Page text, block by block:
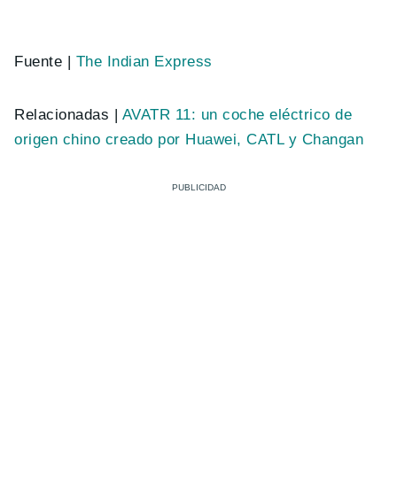
Fuente | The Indian Express
Relacionadas | AVATR 11: un coche eléctrico de
origen chino creado por Huawei, CATL y Changan